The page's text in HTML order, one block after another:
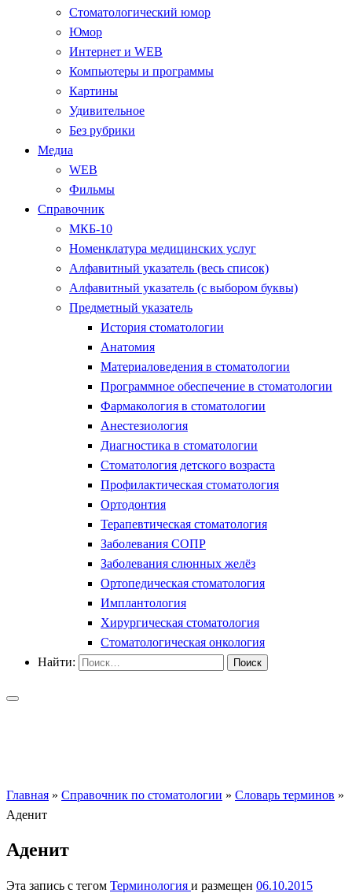
Стоматологический юмор
Юмор
Интернет и WEB
Компьютеры и программы
Картины
Удивительное
Без рубрики
Медиа
WEB
Фильмы
Справочник
МКБ-10
Номенклатура медицинских услуг
Алфавитный указатель (весь список)
Алфавитный указатель (с выбором буквы)
Предметный указатель
История стоматологии
Анатомия
Материаловедения в стоматологии
Программное обеспечение в стоматологии
Фармакология в стоматологии
Анестезиология
Диагностика в стоматологии
Стоматология детского возраста
Профилактическая стоматология
Ортодонтия
Терапевтическая стоматология
Заболевания СОПР
Заболевания слюнных желёз
Ортопедическая стоматология
Имплантология
Хирургическая стоматология
Стоматологическая онкология
Найти:
Главная » Справочник по стоматологии » Словарь терминов »
Аденит
Аденит
Эта запись с тегом Терминология и размещен 06.10.2015